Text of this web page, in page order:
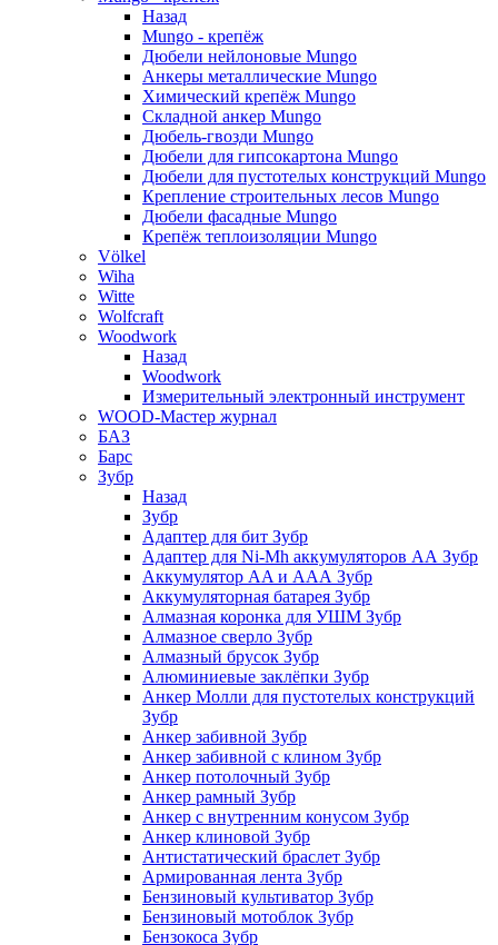
Назад
Mungo - крепёж
Дюбели нейлоновые Mungo
Анкеры металлические Mungo
Химический крепёж Mungo
Складной анкер Mungo
Дюбель-гвозди Mungo
Дюбели для гипсокартона Mungo
Дюбели для пустотелых конструкций Mungo
Крепление строительных лесов Mungo
Дюбели фасадные Mungo
Крепёж теплоизоляции Mungo
Völkel
Wiha
Witte
Wolfcraft
Woodwork
Назад
Woodwork
Измерительный электронный инструмент
WOOD-Мастер журнал
БАЗ
Барс
Зубр
Назад
Зубр
Адаптер для бит Зубр
Адаптер для Ni-Mh аккумуляторов АА Зубр
Аккумулятор AA и ААА Зубр
Аккумуляторная батарея Зубр
Алмазная коронка для УШМ Зубр
Алмазное сверло Зубр
Алмазный брусок Зубр
Алюминиевые заклёпки Зубр
Анкер Молли для пустотелых конструкций
Зубр
Анкер забивной Зубр
Анкер забивной с клином Зубр
Анкер потолочный Зубр
Анкер рамный Зубр
Анкер с внутренним конусом Зубр
Анкер клиновой Зубр
Антистатический браслет Зубр
Армированная лента Зубр
Бензиновый культиватор Зубр
Бензиновый мотоблок Зубр
Бензокоса Зубр